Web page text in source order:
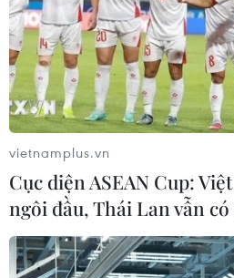
vietnamplus.vn
Cục diện ASEAN Cup:
ngôi đầu, Thái Lan vẫn